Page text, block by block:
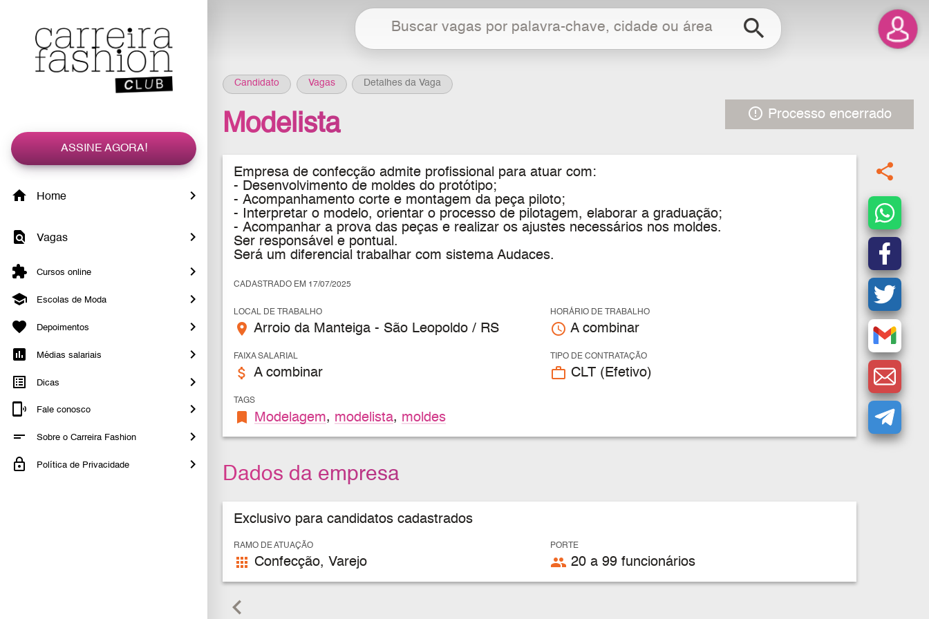
ASSINE AGORA!
Home
Vagas
Cursos online
Escolas de Moda
Depoimentos
Médias salariais
Dicas
Fale conosco
Sobre o Carreira Fashion
Política de Privacidade
search
Candidato Vagas Detalhes da Vaga
error_outline Processo encerrado
Modelista
Empresa de confecção admite profissional para atuar com:
- Desenvolvimento de moldes do protótipo;
- Acompanhamento corte e montagem da peça piloto;
- Interpretar o modelo, orientar o processo de pilotagem, elaborar a graduação;
- Acompanhar a prova das peças e realizar os ajustes necessários nos moldes.
Ser responsável e pontual.
Será um diferencial trabalhar com sistema Audaces.
CADASTRADO EM 17/07/2025
LOCAL DE TRABALHO
place Arroio da Manteiga - São Leopoldo / RS
HORÁRIO DE TRABALHO
access_time A combinar
FAIXA SALARIAL
attach_money A combinar
TIPO DE CONTRATAÇÃO
work_outline CLT (Efetivo)
TAGS
bookmark Modelagem, modelista, moldes
Dados da empresa
Exclusivo para candidatos cadastrados
RAMO DE ATUAÇÃO
apps Confecção, Varejo
PORTE
people 20 a 99 funcionários
keyboard_arrow_left
share